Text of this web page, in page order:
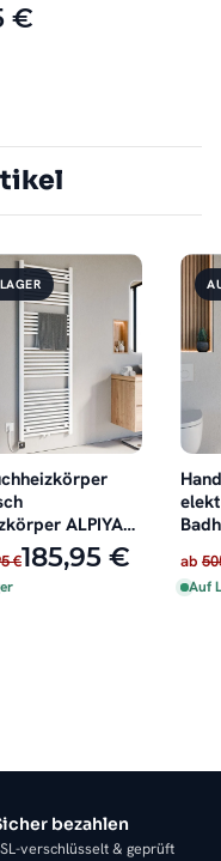
€
ALPIYA
Heizstab
€185,95 € ab
Auf
bezahlen
verschlüsselt & geprüft